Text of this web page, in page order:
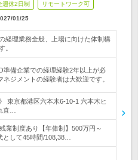
週休2日制 リモートワーク可
01/25
経理業務全般、上場に向けた体制構
。
準備企業での経理経験2年以上が必
ジメントの経験者は大歓迎です。
東京都港区六本木6-10-1 六本木ヒ
直…
業制度あり【年俸制】500万円～
して45時間/108,38…